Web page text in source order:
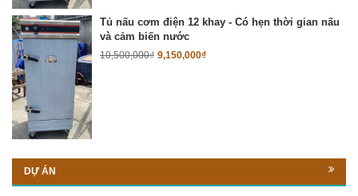
Tủ nấu cơm điện 12 khay - Có hẹn thời gian nấu
và cảm biến nước
10,500,000₫ 9,150,000₫
DỰ ÁN